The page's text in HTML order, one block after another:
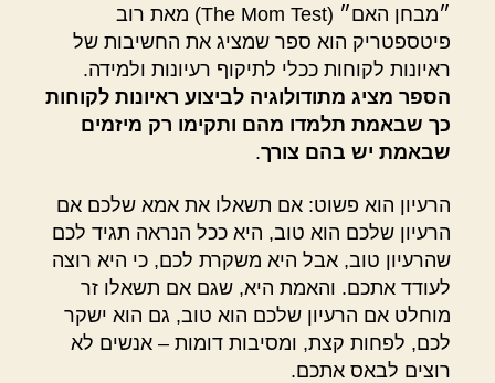
״מבחן האם״ (The Mom Test) מאת רוב
פיטספטריק הוא ספר שמציג את החשיבות של
ראיונות לקוחות ככלי לתיקוף רעיונות ולמידה.
הספר מציג מתודולוגיה לביצוע ראיונות לקוחות
כך שבאמת תלמדו מהם ותקימו רק מיזמים
שבאמת יש בהם צורך.
הרעיון הוא פשוט: אם תשאלו את אמא שלכם אם
הרעיון שלכם הוא טוב, היא ככל הנראה תגיד לכם
שהרעיון טוב, אבל היא משקרת לכם, כי היא רוצה
לעודד אתכם. והאמת היא, שגם אם תשאלו זר
מוחלט אם הרעיון שלכם הוא טוב, גם הוא ישקר
לכם, לפחות קצת, ומסיבות דומות – אנשים לא
רוצים לבאס אתכם.